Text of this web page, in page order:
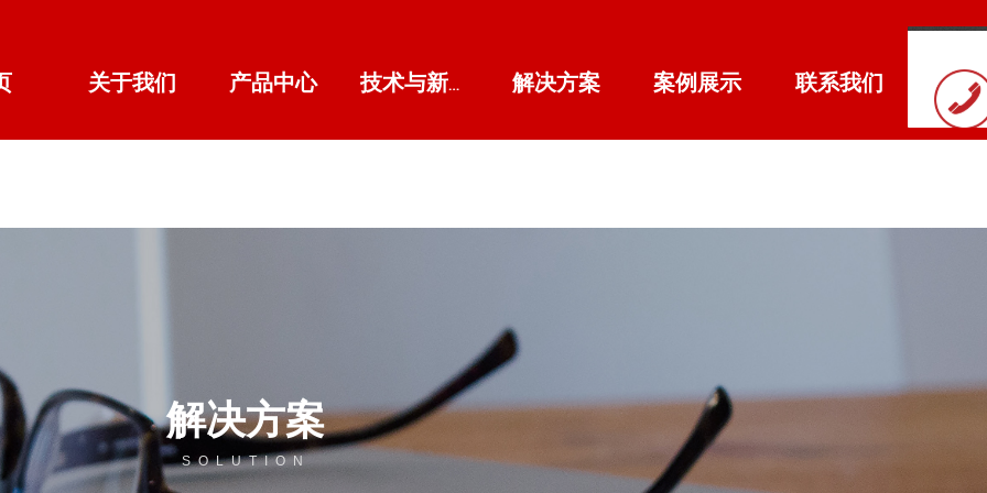
关于我们 产品中心 技术与新闻中心 解决方案 案例展示 联系我们
SOLUTION
解决方案